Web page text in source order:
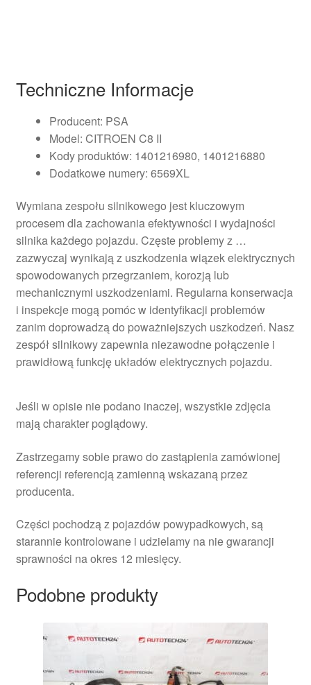
Techniczne Informacje
Producent: PSA
Model: CITROEN C8 II
Kody produktów: 1401216980, 1401216880
Dodatkowe numery: 6569XL
Wymiana zespołu silnikowego jest kluczowym
procesem dla zachowania efektywności i wydajności
silnika każdego pojazdu. Częste problemy z …
zazwyczaj wynikają z uszkodzenia wiązek elektrycznych
spowodowanych przegrzaniem, korozją lub
mechanicznymi uszkodzeniami. Regularna konserwacja
i inspekcje mogą pomóc w identyfikacji problemów
zanim doprowadzą do poważniejszych uszkodzeń. Nasz
zespół silnikowy zapewnia niezawodne połączenie i
prawidłową funkcję układów elektrycznych pojazdu.
Jeśli w opisie nie podano inaczej, wszystkie zdjęcia
mają charakter poglądowy.
Zastrzegamy sobie prawo do zastąpienia zamówionej
referencji referencją zamienną wskazaną przez
producenta.
Części pochodzą z pojazdów powypadkowych, są
starannie kontrolowane i udzielamy na nie gwarancji
sprawności na okres 12 miesięcy.
Podobne produkty